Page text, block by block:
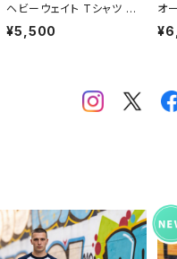
ヘビーウェイト Tシャツ 半
袖 T shirt オリジナル デザ
ェア カットソー 個性 人気
¥5,500
オ
hle
プ